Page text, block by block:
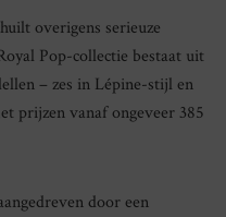
overigens serieuze
Pop-collectie bestaat uit
– zes in Lépine-stijl en
prijzen vanaf ongeveer 385
door een